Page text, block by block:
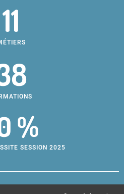
11
%
SESSION 2025